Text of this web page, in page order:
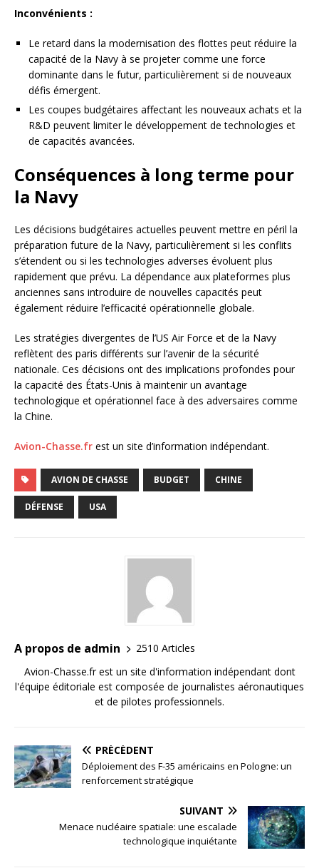
Inconvénients :
Le retard dans la modernisation des flottes peut réduire la
capacité de la Navy à se projeter comme une force
dominante dans le futur, particulièrement si de nouveaux
défis émergent.
Les coupes budgétaires affectant les nouveaux achats et la
R&D peuvent limiter le développement de technologies et
de capacités avancées.
Conséquences à long terme pour
la Navy
Les décisions budgétaires actuelles peuvent mettre en péril la
préparation future de la Navy, particulièrement si les conflits
s’étendent ou si les technologies adverses évoluent plus
rapidement que prévu. La dépendance aux plateformes plus
anciennes sans introduire de nouvelles capacités peut
également réduire l’efficacité opérationnelle globale.
Les stratégies divergentes de l’US Air Force et de la Navy
reflètent des paris différents sur l’avenir de la sécurité
nationale. Ces décisions ont des implications profondes pour
la capacité des États-Unis à maintenir un avantage
technologique et opérationnel face à des adversaires comme
la Chine.
Avion-Chasse.fr est un site d’information indépendant.
AVION DE CHASSE BUDGET CHINE
DÉFENSE USA
A propos de admin
2510 Articles
Avion-Chasse.fr est un site d'information indépendant dont
l'équipe éditoriale est composée de journalistes aéronautiques
et de pilotes professionnels.
PRÉCÉDENT
Déploiement des F-35 américains en Pologne: un
renforcement stratégique
SUIVANT
Menace nucléaire spatiale: une escalade
technologique inquiétante